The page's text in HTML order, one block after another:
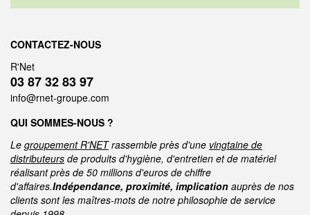
CONTACTEZ-NOUS
R'Net
03 87 32 83 97
info@rnet-groupe.com
QUI SOMMES-NOUS ?
Le groupement R'NETrassemble près d'une vingtaine de
distributeurs de produits d'hygiène, d'entretien et de matériel
réalisant près de 50 millions d'euros de chiffre
d'affaires.Indépendance, proximité, implication auprès de nos
clients sont les maîtres-mots de notre philosophie de service